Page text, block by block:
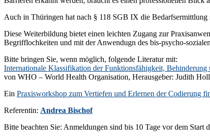
Auch in Thüringen hat nach § 118 SGB IX die
Diese Weiterbildung bietet einen leichten Zugang zur
Begrifflochkeiten und mit der Anwendugn des bis-psycho-
Bitte bringen Sie, wenn möglich, folgende Literatur mit:
Internationale Klassifikation der Funktionsfähigkeit,
von WHO – World Health Organisation, Herausgeber: Judith
Ein Praxisworkshop zum Vertiefen und Erlernen der Codierung
Referentin: Andrea Bischof
Bitte beachten Sie: Anmeldungen sind bis 10 Tage vor dem Start